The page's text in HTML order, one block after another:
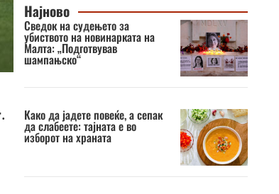
Најново
Сведок на судењето за
убиството на новинарката на
Малта: „Подготвував
шампањско“
Како да јадете повеќе, а сепак
да слабеете: тајната е во
изборот на храната